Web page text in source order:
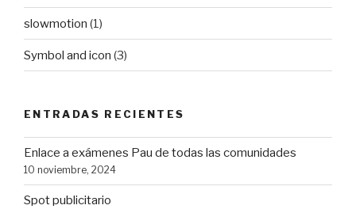
slowmotion (1)
Symbol and icon (3)
ENTRADAS RECIENTES
Enlace a exámenes Pau de todas las comunidades
10 noviembre, 2024
Spot publicitario